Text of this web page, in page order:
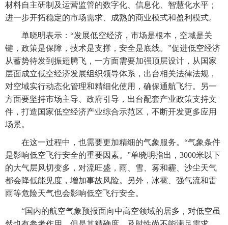
材料自主研制及运营监管的数字化、信息化、智慧化水平；
进一步开拓稳定的市场需求、成熟的商业模式和盈利模式。
单晓明表示：“发展低空经济，市场是根本，空域是关
键，政策是保障，技术是支撑，安全是底线。”促进低空经济
从蓄势待发到振翅腾飞，一方面需要加强顶层设计，从国家
层面成立低空经济发展组织领导体系，出台相关法律法规，
对空域实行动态化管理和精细化使用，确保通航飞行。另一
方面要坚持市场主导、政府引导，出台配套产业政策支持文
件，打造国家低空经济产业综合示范区，不断开发更多应用
场景。
在这一过程中，也需要更加精细的气象服务。“气象条件
是影响低空飞行安全的重要因素。”单晓明指出，3000米以下
的大气层风切变多，对流旺盛，雨、雪、雾和霾、沙尘天气
都会降低能见度，增加事故风险。另外，冰雹、强气流和雷
雨等危险天气也会影响低空飞行安全。
“国内的航空气象预报面向中高空领域的居多，对低空虽